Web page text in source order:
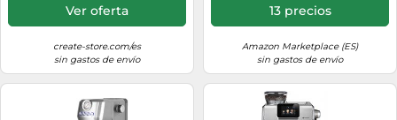
Ver oferta
create-store.com/es
sin gastos de envío
13 precios
Amazon Marketplace (ES)
sin gastos de envío